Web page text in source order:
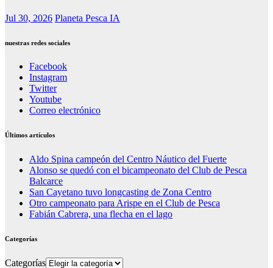
Jul 30, 2026 Planeta Pesca IA
nuestras redes sociales
Facebook
Instagram
Twitter
Youtube
Correo electrónico
Últimos artículos
Aldo Spina campeón del Centro Náutico del Fuerte
Alonso se quedó con el bicampeonato del Club de Pesca
Balcarce
San Cayetano tuvo longcasting de Zona Centro
Otro campeonato para Arispe en el Club de Pesca
Fabián Cabrera, una flecha en el lago
Categorías
Categorías